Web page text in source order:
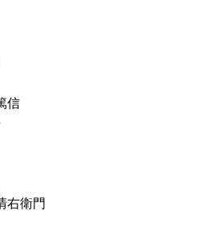
信
右衛門